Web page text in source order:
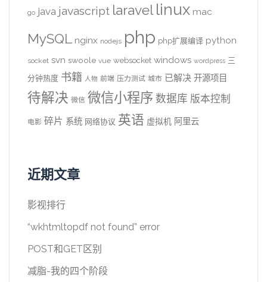
go java javascript laravel linux mac
MySQL nginx nodejs php php扩展编译 python
socket svn swoole vue websocket windows wordpress 三
分钟热度 书籍 人物 前端 压力测试 城市 已解决 开源项目
待解决 微信 微信小程序 数据库 版本控制
电影 碎片 系统 网络协议 英语 虚拟机 阿里云
近期文章
影视排行
“wkhtmltopdf not found” error
POST和GET区别
减脂-我的四个阶段